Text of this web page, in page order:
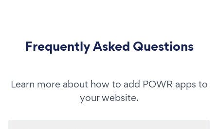
Frequently Asked Questions
Learn more about how to add POWR apps to
your website.